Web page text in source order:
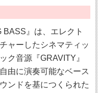
BASS』は、エレクト
ャーしたシネマティッ
ク音源『GRAVITY』
由に演奏可能なベース
ンドを基につくられた